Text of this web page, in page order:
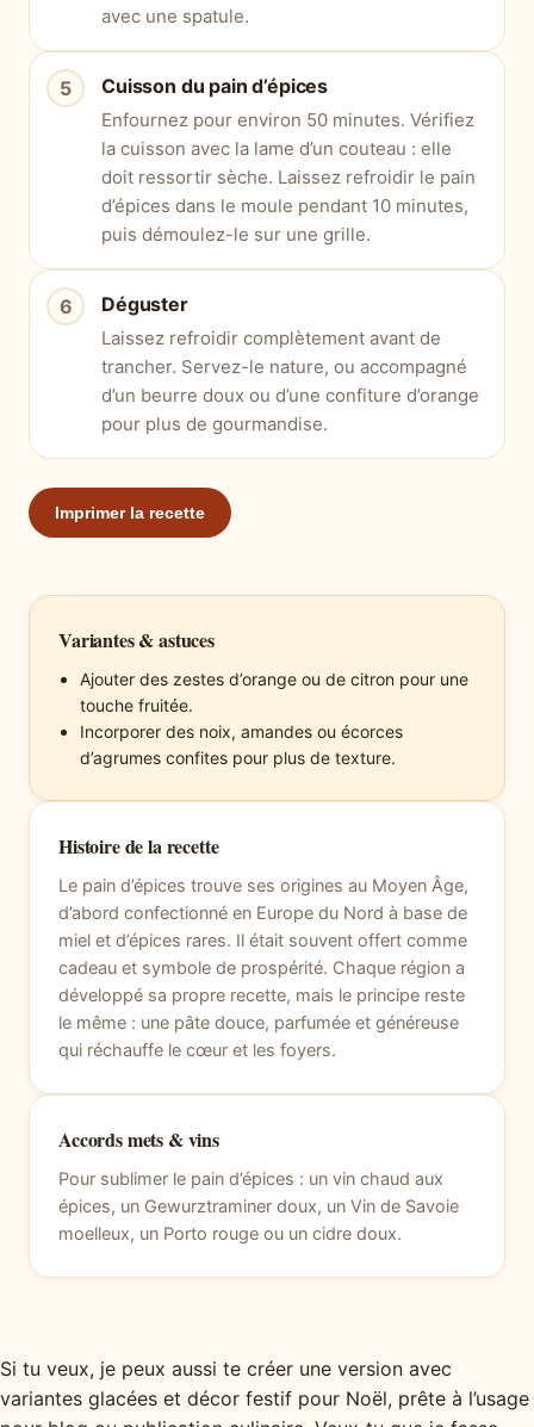
avec une spatule.
Cuisson du pain d’épices
Enfournez pour environ 50 minutes. Vérifiez
la cuisson avec la lame d’un couteau : elle
doit ressortir sèche. Laissez refroidir le pain
d’épices dans le moule pendant 10 minutes,
puis démoulez-le sur une grille.
Déguster
Laissez refroidir complètement avant de
trancher. Servez-le nature, ou accompagné
d’un beurre doux ou d’une confiture d’orange
pour plus de gourmandise.
Imprimer la recette
Variantes & astuces
Ajouter des zestes d’orange ou de citron pour une
touche fruitée.
Incorporer des noix, amandes ou écorces
d’agrumes confites pour plus de texture.
Histoire de la recette
Le pain d’épices trouve ses origines au Moyen Âge,
d’abord confectionné en Europe du Nord à base de
miel et d’épices rares. Il était souvent offert comme
cadeau et symbole de prospérité. Chaque région a
développé sa propre recette, mais le principe reste
le même : une pâte douce, parfumée et généreuse
qui réchauffe le cœur et les foyers.
Accords mets & vins
Pour sublimer le pain d’épices : un vin chaud aux
épices, un Gewurztraminer doux, un Vin de Savoie
moelleux, un Porto rouge ou un cidre doux.
Si tu veux, je peux aussi te créer une version avec
variantes glacées et décor festif pour Noël, prête à l’usage